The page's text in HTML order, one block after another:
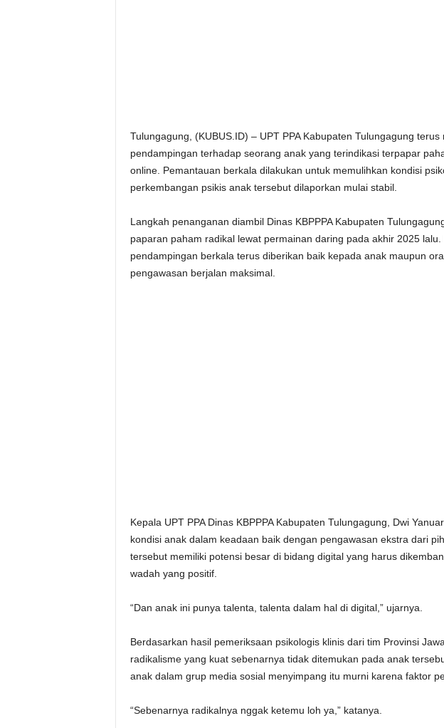
Tulungagung, (KUBUS.ID) – UPT PPA Kabupaten Tulungagung terus
pendampingan terhadap seorang anak yang terindikasi terpapar
online. Pemantauan berkala dilakukan untuk memulihkan kondisi
perkembangan psikis anak tersebut dilaporkan mulai stabil.
Langkah penanganan diambil Dinas KBPPPA Kabupaten
paparan paham radikal lewat permainan daring pada akhir 2025
pendampingan berkala terus diberikan baik kepada anak maupun
pengawasan berjalan maksimal.
Kepala UPT PPA Dinas KBPPPA Kabupaten Tulungagung, Dwi
kondisi anak dalam keadaan baik dengan pengawasan ekstra dari
tersebut memiliki potensi besar di bidang digital yang harus
wadah yang positif.
“Dan anak ini punya talenta, talenta dalam hal di digital,” ujarnya.
Berdasarkan hasil pemeriksaan psikologis klinis dari tim Provinsi
radikalisme yang kuat sebenarnya tidak ditemukan pada anak
anak dalam grup media sosial menyimpang itu murni karena faktor
“Sebenarnya radikalnya nggak ketemu loh ya,” katanya.